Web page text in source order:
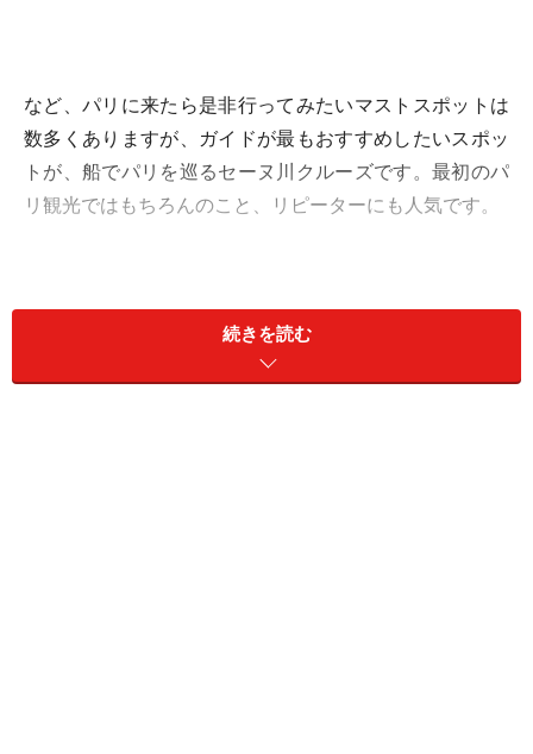
など、パリに来たら是非行ってみたいマストスポットは
数多くありますが、ガイドが最もおすすめしたいスポッ
トが、船でパリを巡るセーヌ川クルーズです。最初のパ
リ観光ではもちろんのこと、リピーターにも人気です。
1991年に世界遺産として登録されています。その景色を
1～2時間かけて船上から眺めることができるのは、パリ
の景色を最も堪能できる贅沢で貴重な体験。パリの忘れ
続きを読む